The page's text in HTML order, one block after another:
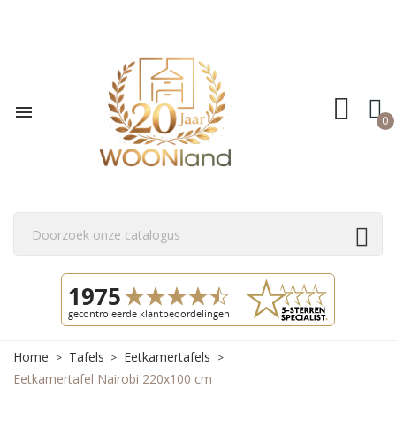
 0
Home Tafels
Eetkamertafels
Eetkamertafel Nairobi 220x100 cm